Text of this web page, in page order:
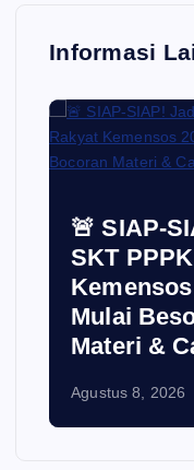
Informasi
🚨 SIAP-
SKT
Mulai
Materi &
Agustus 8, 2026